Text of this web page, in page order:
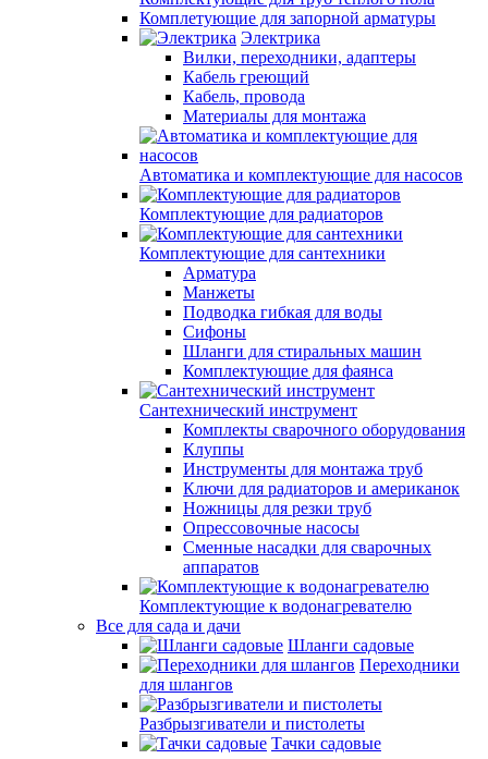
Комплетующие для запорной арматуры
Электрика
Вилки, переходники, адаптеры
Кабель греющий
Кабель, провода
Материалы для монтажа
Автоматика и комплектующие для насосов
Комплектующие для радиаторов
Комплектующие для сантехники
Арматура
Манжеты
Подводка гибкая для воды
Сифоны
Шланги для стиральных машин
Комплектующие для фаянса
Сантехнический инструмент
Комплекты сварочного оборудования
Клуппы
Инструменты для монтажа труб
Ключи для радиаторов и американок
Ножницы для резки труб
Опрессовочные насосы
Сменные насадки для сварочных
аппаратов
Комплектующие к водонагревателю
Все для сада и дачи
Шланги садовые
Переходники
для шлангов
Разбрызгиватели и пистолеты
Тачки садовые